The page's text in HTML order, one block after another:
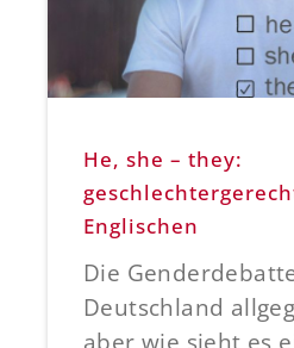
He, she – they:
Englischen
Die
Deutschland